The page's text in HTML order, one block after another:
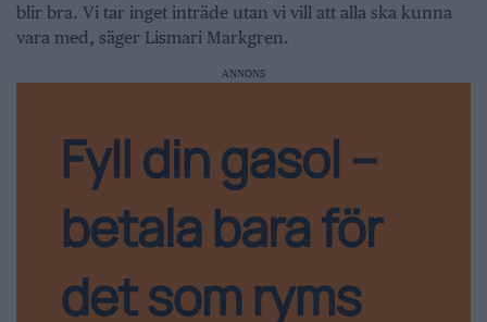
blir bra. Vi tar inget inträde utan vi vill att alla ska kunna
vara med, säger Lismari Markgren.
ANNONS